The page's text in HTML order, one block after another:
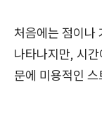
처음에는 점이나
나타나지만, 시
문에 미용적인